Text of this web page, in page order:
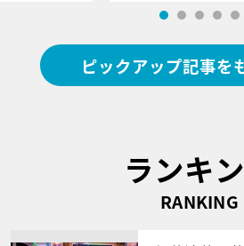
ピックアップ記事を
ランキ
RANKING